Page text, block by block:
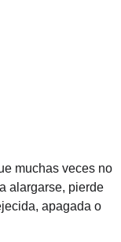
muchas veces no
alargarse, pierde
apagada o